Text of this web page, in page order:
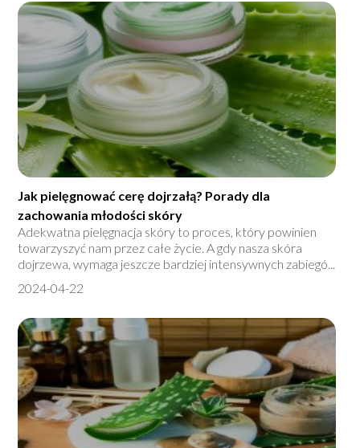
Jak pielęgnować cerę dojrzałą? Porady dla
zachowania młodości skóry
Adekwatna pielęgnacja skóry to proces, który powinien
towarzyszyć nam przez całe życie. A gdy nasza skóra
dojrzewa, wymaga jeszcze bardziej intensywnych zabiegó...
2024-04-22